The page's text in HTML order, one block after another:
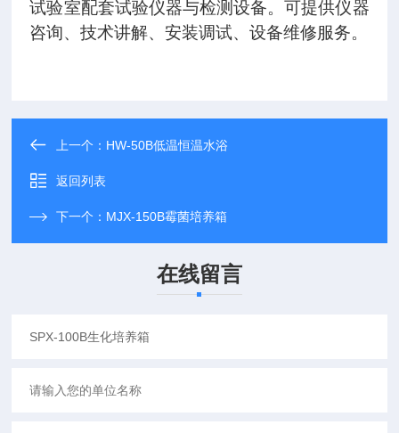
试验室配套试验仪器与检测设备。可提供仪器
咨询、技术讲解、安装调试、设备维修服务。
上一个： HW-50B低温恒温水浴
返回列表
下一个： MJX-150B霉菌培养箱
在线留言